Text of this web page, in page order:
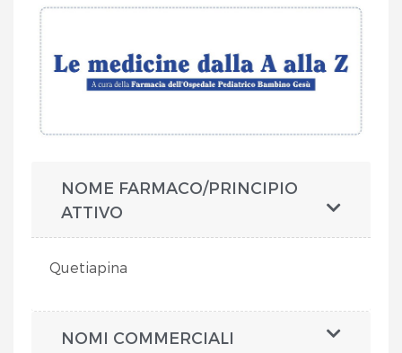
NOME FARMACO/PRINCIPIO
ATTIVO
Quetiapina
NOMI COMMERCIALI